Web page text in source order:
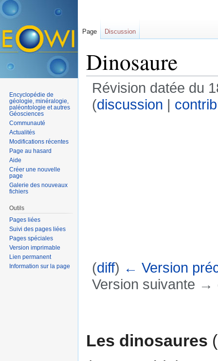
Dinosaure
Révision datée du
(discussion |
(diff) ← Version
Version suivante →
Les dinosaures
Page Discussion
Encyclopédie de
géologie, minéralogie,
paléontologie et autres
Géosciences
Communauté
Actualités
Modifications récentes
Page au hasard
Aide
Créer une nouvelle
page
Galerie des nouveaux
fichiers
Outils
Pages liées
Suivi des pages liées
Pages spéciales
Version imprimable
Lien permanent
Information sur la page